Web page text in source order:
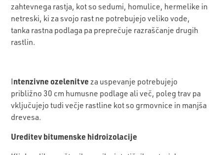
zahtevnega rastja, kot so sedumi, homulice, hermelike in
netreski, ki za svojo rast ne potrebujejo veliko vode,
tanka rastna podlaga pa preprečuje razraščanje drugih
rastlin.
Intenzivne ozelenitve za uspevanje potrebujejo
približno 30 cm humusne podlage ali več, poleg trav pa
vključujejo tudi večje rastline kot so grmovnice in manjša
drevesa.
Ureditev bitumenske hidroizolacije